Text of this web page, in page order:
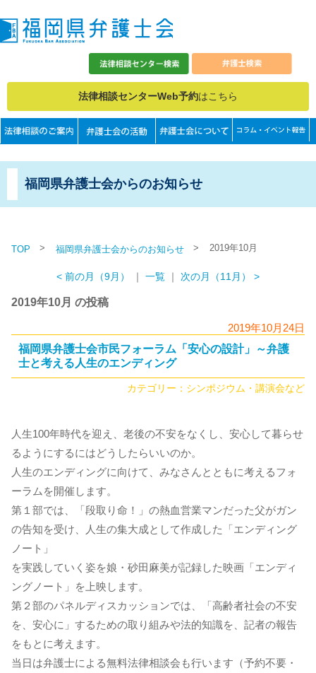
法律相談センターWeb予約はこちら
福岡県弁護士会からのお知らせ
TOP > 福岡県弁護士会からのお知らせ > 2019年10月
< 前の月（9月） ｜ 一覧 ｜ 次の月（11月） >
2019年10月 の投稿
2019年10月24日
福岡県弁護士会市民フォーラム「安心の設計」～弁護
士と考える人生のエンディング
カテゴリー： シンポジウム・講演会など
人生100年時代を迎え、老後の不安をなくし、安心して暮らせ
るようにするにはどうしたらいいのか。
人生のエンディングに向けて、みなさんとともに考えるフォ
ーラムを開催します。
第１部では、「段取り命！」の熱血営業マンだった父がガン
の告知を受け、人生の集大成として作成した「エンディング
ノート」
を実践していく姿を娘・砂田麻美が記録した映画「エンディ
ングノート」を上映します。
第２部のパネルディスカッションでは、「高齢者社会の不安
を、安心に」するための取り組みや法的知識を、記者の報告
をもとに考えます。
当日は弁護士による無料法律相談会も行います（予約不要・